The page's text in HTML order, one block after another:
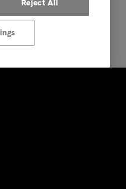
Reject All